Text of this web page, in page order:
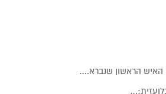
האיש הראשון שנברא.…